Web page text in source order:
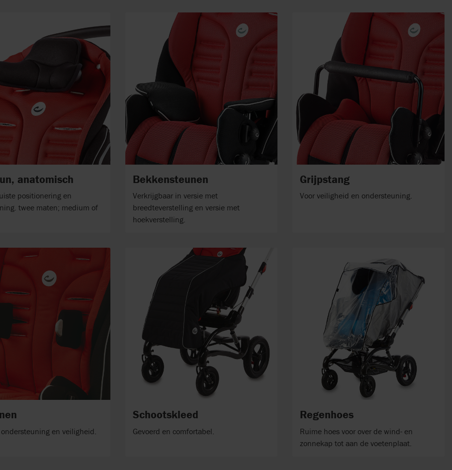
anatomisch
positionering en
twee maten; medium of
Bekkensteunen
Verkrijgbaar in versie met
breedteverstelling en versie met
hoekverstelling.
Grijpstang
Voor veiligheid en ondersteuning.
en veiligheid.
Schootskleed
Gevoerd en comfortabel.
Regenhoes
Ruime hoes voor over de wind- en
zonnekap tot aan de voetenplaat.